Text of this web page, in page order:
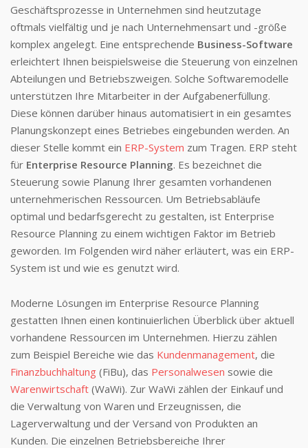
Geschäftsprozesse in Unternehmen sind heutzutage
oftmals vielfältig und je nach Unternehmensart und -größe
komplex angelegt. Eine entsprechende Business-Software
erleichtert Ihnen beispielsweise die Steuerung von einzelnen
Abteilungen und Betriebszweigen. Solche Softwaremodelle
unterstützen Ihre Mitarbeiter in der Aufgabenerfüllung.
Diese können darüber hinaus automatisiert in ein gesamtes
Planungskonzept eines Betriebes eingebunden werden. An
dieser Stelle kommt ein ERP-System zum Tragen. ERP steht
für Enterprise Resource Planning. Es bezeichnet die
Steuerung sowie Planung Ihrer gesamten vorhandenen
unternehmerischen Ressourcen. Um Betriebsabläufe
optimal und bedarfsgerecht zu gestalten, ist Enterprise
Resource Planning zu einem wichtigen Faktor im Betrieb
geworden. Im Folgenden wird näher erläutert, was ein ERP-
System ist und wie es genutzt wird.
Moderne Lösungen im Enterprise Resource Planning
gestatten Ihnen einen kontinuierlichen Überblick über aktuell
vorhandene Ressourcen im Unternehmen. Hierzu zählen
zum Beispiel Bereiche wie das Kundenmanagement, die
Finanzbuchhaltung (FiBu), das Personalwesen sowie die
Warenwirtschaft (WaWi). Zur WaWi zählen der Einkauf und
die Verwaltung von Waren und Erzeugnissen, die
Lagerverwaltung und der Versand von Produkten an
Kunden. Die einzelnen Betriebsbereiche Ihrer